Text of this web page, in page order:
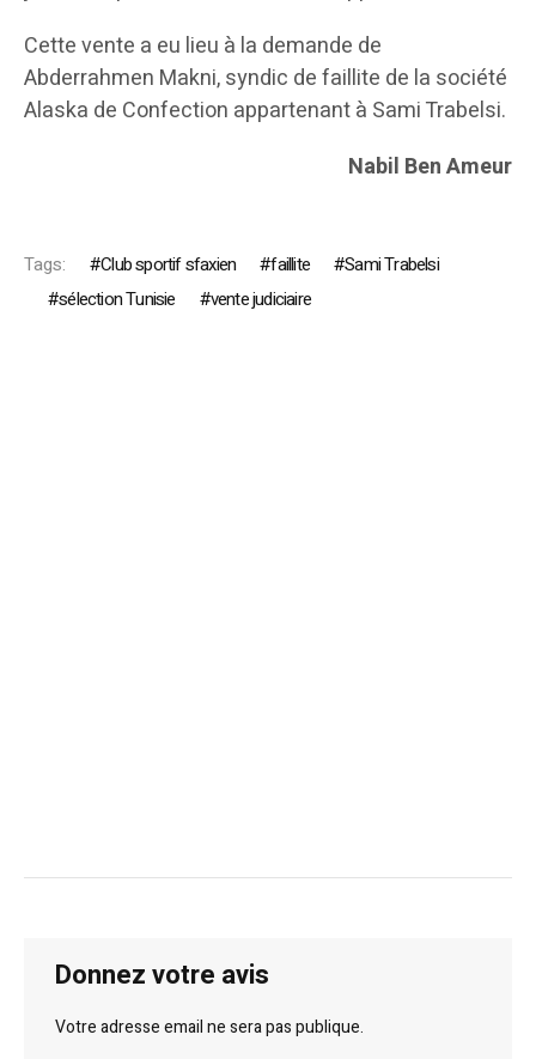
Cette vente a eu lieu à la demande de
Abderrahmen Makni, syndic de faillite de la société
Alaska de Confection appartenant à Sami Trabelsi.
Nabil Ben Ameur
Tags: Club sportif sfaxien faillite
Sami Trabelsi
sélection Tunisie
vente judiciaire
Donnez votre avis
Votre adresse email ne sera pas publique.